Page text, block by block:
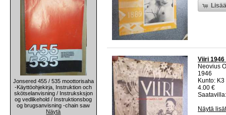
Jonsered 455 / 535 moottorisaha
-Käyttöohjekirja, Instruktion och
skötselanvisning / Instruksksjon
og vedlikehold / Instruktionsbog
og brugsanvisning -chain saw
Näytä
Viiri
Neovius
1946
Kunto:
4.00 €
Näytä